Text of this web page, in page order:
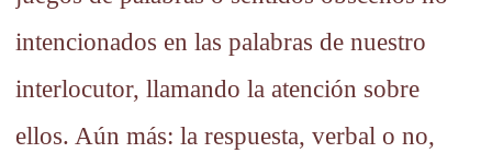
intencionados en las palabras de nuestro
interlocutor, llamando la atención sobre
ellos. Aún más: la respuesta, verbal o no,